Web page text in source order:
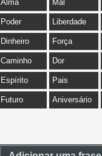
Alma Mal
Poder Liberdade
Dinheiro Força
Caminho Dor
Espírito Pais
Futuro Aniversário